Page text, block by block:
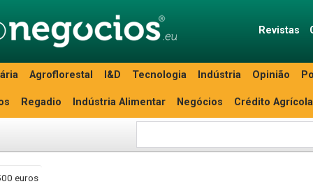
Revistas
Agroflorestal I&D Tecnologia Indústria Opinião
Regadio Indústria Alimentar Negócios Crédito Agrícola
euros